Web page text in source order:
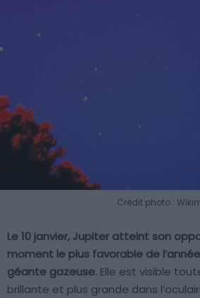
Crédit photo :
Le 10 janvier, Jupiter atteint son
moment le plus favorable de
géante gazeuse. Elle est visible
brillante et plus grande dans